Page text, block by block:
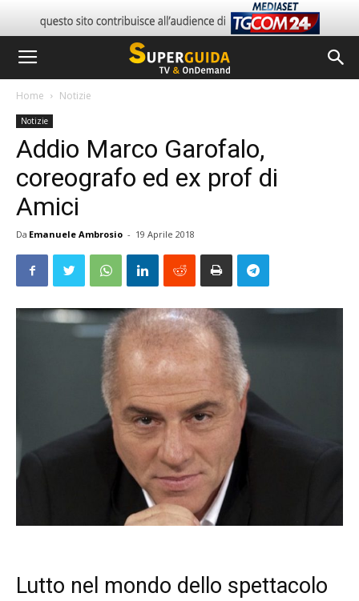
Home Notizie
Notizie
Addio Marco Garofalo,
coreografo ed ex prof di
Amici
Da Emanuele Ambrosio - 19 Aprile 2018
Lutto nel mondo dello spettacolo